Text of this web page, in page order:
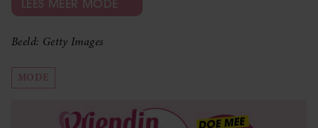
LEES MEER MODE
Beeld: Getty Images
MODE